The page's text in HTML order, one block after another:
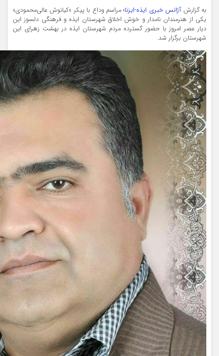
به گزارشآژانس خبری ایذه-ایزنا؛ مراسم وداع با پیکر «کیانوش عالی‌محمودی»
یکی از هنرمندان نامدار و خوش اخلاق شهرستان ایذه و فرهنگی دلسوز این
دیار عصر امروز با حضور گسترده مردم شهرستان ایذه در بهشت زهرای این
شهرستان برگزار شد.